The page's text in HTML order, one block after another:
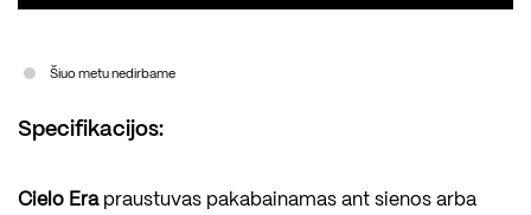
Šiuo metu nedirbame
Specifikacijos:
Cielo Era praustuvas pakabainamas ant sienos arba